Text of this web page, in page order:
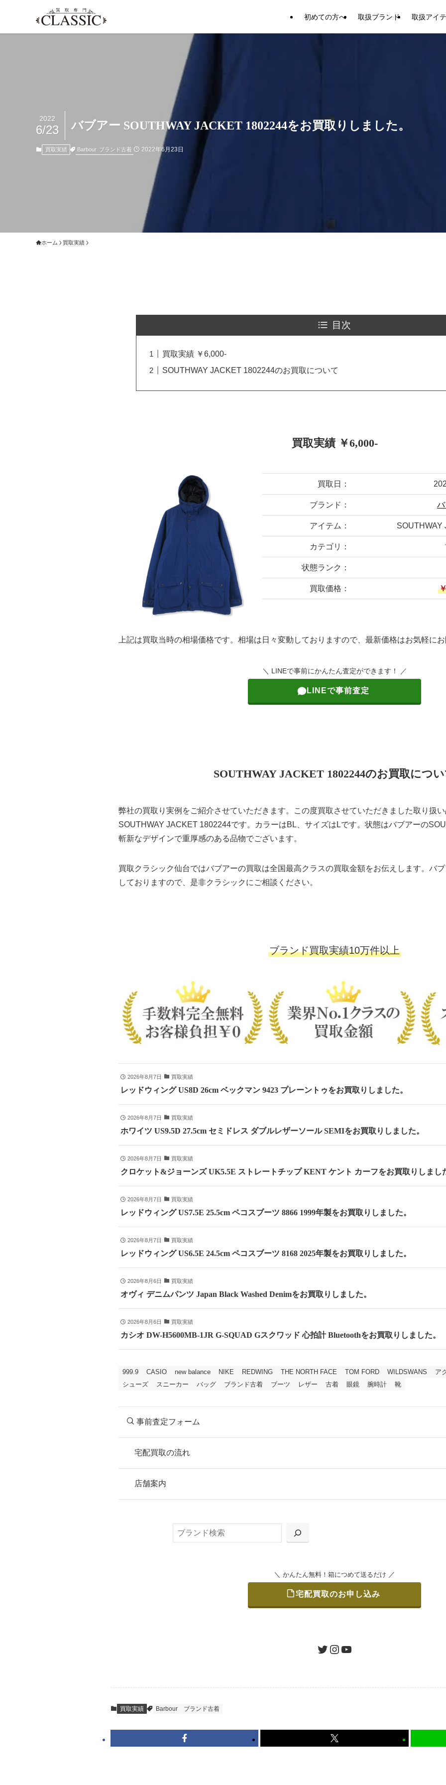
初めての方へ 取扱ブランド 取扱アイ
バブアー SOUTHWAY JACKET 1802244をお買取りしました。
2022
6/23
買取実績 Barbour ブランド古着 2022年6月23日
ホーム 買取実績
目次
買取実績 ￥6,000-
SOUTHWAY JACKET 1802244のお買取について
買取実績 ￥6,000-
買取日：
ブランド：
アイテム： SOUTHWAY
カテゴリ：
状態ランク：
買取価格：
上記は買取当時の相場価格です。相場は日々変動しておりますので、最新価格はお気軽に
＼ LINEで事前にかんたん査定ができます！ ／
LINEで事前査定
SOUTHWAY JACKET 1802244のお買取につ
弊社の買取り実例をご紹介させていただきます。この度買取させていただきました取り扱
SOUTHWAY JACKET 1802244です。カラーはBL、サイズはLです。状態はバブアーの
斬新なデザインで重厚感のある品物でございます。
買取クラシック仙台ではバブアーの買取は全国最高クラスの買取金額をお伝えします。バ
しておりますので、是非クラシックにご相談ください。
ブランド買取実績10万件以上
2026年8月7日 買取実績
レッドウィング US8D 26cm ベックマン 9423 プレーントゥをお買取りしました。
2026年8月7日 買取実績
ホワイツ US9.5D 27.5cm セミドレス ダブルレザーソール SEMIをお買取りしました。
2026年8月7日 買取実績
クロケット&ジョーンズ UK5.5E ストレートチップ KENT ケント カーフをお買取りしまし
2026年8月7日 買取実績
レッドウィング US7.5E 25.5cm ペコスブーツ 8866 1999年製をお買取りしました。
2026年8月7日 買取実績
レッドウィング US6.5E 24.5cm ペコスブーツ 8168 2025年製をお買取りしました。
2026年8月6日 買取実績
オヴィ デニムパンツ Japan Black Washed Denimをお買取りしました。
2026年8月6日 買取実績
カシオ DW-H5600MB-1JR G-SQUAD Gスクワッド 心拍計 Bluetoothをお買取りしました。
999.9 CASIO new balance NIKE REDWING THE NORTH FACE TOM FORD WILDSWANS
ア
シューズ
スニーカー バッグ ブランド古着 ブーツ レザー 古着 眼鏡 腕時計 靴
事前査定フォーム
宅配買取の流れ
お申込み
または梱包材不要の「集荷申込」からお選びいただけます。
箱に売りたいお品をつめて、送るだけで簡単にご利用いただけます。
到着即日に査定いたします。買取金額にご納得いただければ、最短即日の入金
キャンセルも1点から可能、返送料も無料です。（すべて弊社が負担いたします
かんたん無料！箱につめて送るだけ
店舗案内
＼ かんたん無料！箱につめて送るだけ ／
宅配買取のお申し込み
ツイッターインスタグラムユーチューブ
買取実績 Barbour ブランド古着